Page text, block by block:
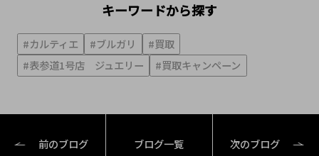
キーワードから探す
#カルティエ #ブルガリ
#買取
#表参道1号店 ジュエリー
#買取キャンペーン
前のブログ ブログ一覧 次のブログ